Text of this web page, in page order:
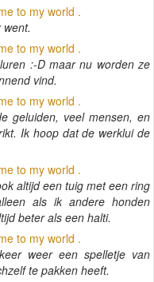
to my world .
to my world .
:-D maar nu worden ze
vind.
to my world .
geluiden, veel mensen, en
Ik hoop dat de werklui de
to my world .
altijd een tuig met een ring
als ik andere honden
beter als een halti.
to my world .
weer een spelletje van
te pakken heeft.